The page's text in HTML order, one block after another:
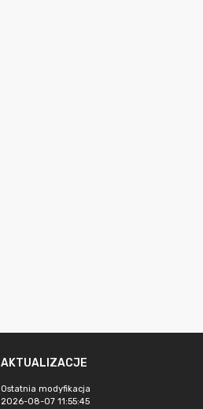
AKTUALIZACJE
Ostatnia modyfikacja
2026-08-07 11:55:45